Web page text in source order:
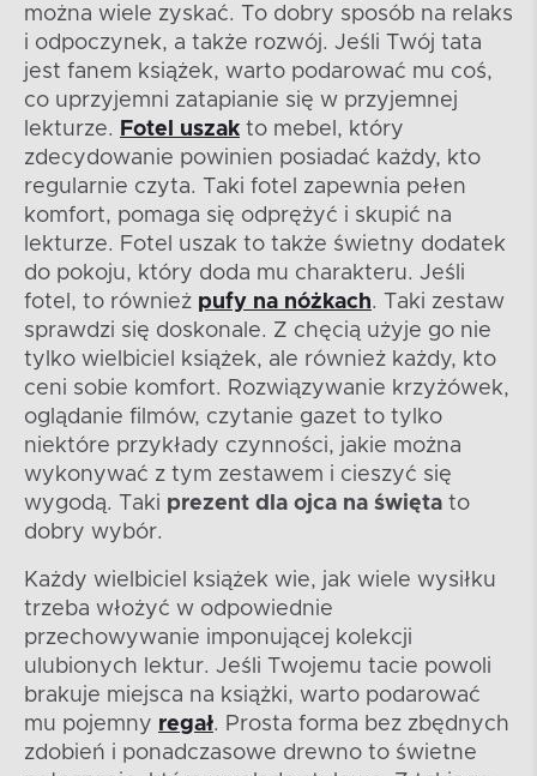
można wiele zyskać. To dobry sposób na relaks
i odpoczynek, a także rozwój. Jeśli Twój tata
jest fanem książek, warto podarować mu coś,
co uprzyjemni zatapianie się w przyjemnej
lekturze. Fotel uszak to mebel, który
zdecydowanie powinien posiadać każdy, kto
regularnie czyta. Taki fotel zapewnia pełen
komfort, pomaga się odprężyć i skupić na
lekturze. Fotel uszak to także świetny dodatek
do pokoju, który doda mu charakteru. Jeśli
fotel, to również pufy na nóżkach. Taki zestaw
sprawdzi się doskonale. Z chęcią użyje go nie
tylko wielbiciel książek, ale również każdy, kto
ceni sobie komfort. Rozwiązywanie krzyżówek,
oglądanie filmów, czytanie gazet to tylko
niektóre przykłady czynności, jakie można
wykonywać z tym zestawem i cieszyć się
wygodą. Taki prezent dla ojca na święta to
dobry wybór.
Każdy wielbiciel książek wie, jak wiele wysiłku
trzeba włożyć w odpowiednie
przechowywanie imponującej kolekcji
ulubionych lektur. Jeśli Twojemu tacie powoli
brakuje miejsca na książki, warto podarować
mu pojemny regał. Prosta forma bez zbędnych
zdobień i ponadczasowe drewno to świetne